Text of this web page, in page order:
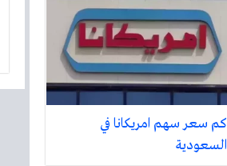
كم سعر سهم امريكانا في
السعودية